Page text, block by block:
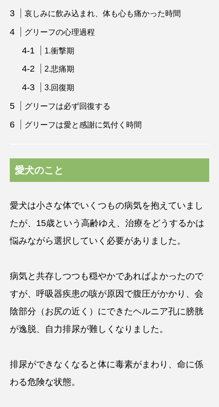
哀しみに飲み込まれ、体も心も痛かった時間
グリーフの心理過程
1.衝撃期
2.悲痛期
3.回復期
グリーフは必ず回復する
グリーフは愛と感謝に気付く時間
愛犬のこと
愛犬は小さな体でいくつもの病気を抱えていまし
たが、15歳という高齢ゆえ、治療をどうするかは
悩みながら選択していく必要がありました。
病気と共存しつつも穏やかであればよかったので
すが、呼吸器疾患の咳が原因で腹圧がかかり、会
陰部分（お尻の近く）にできたヘルニア孔に膀胱
が逸脱、自力排尿が難しくなりました。
排尿ができなくなると体に毒素がまわり、命に係
わる危険な状態。